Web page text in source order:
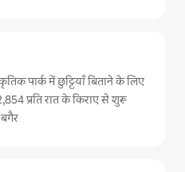
पार्क में छुट्टियाँ बिताने के लिए
प्रति रात के किराए से शुरू